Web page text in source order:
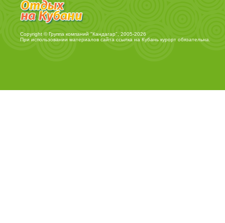
Copyright © Группа компаний "Кандагар", 2005-2026
При использовании материалов сайта ссылка на Кубань курортобязательна.